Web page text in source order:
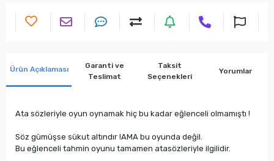
Ürün Açıklaması
Garanti ve
Teslimat
Taksit
Seçenekleri
Yorumlar
Ata sözleriyle oyun oynamak hiç bu kadar eğlenceli olmamıştı !
Söz gümüşse sükut altındır !AMA bu oyunda değil.
Bu eğlenceli tahmin oyunu tamamen atasözleriyle ilgilidir.